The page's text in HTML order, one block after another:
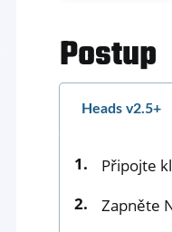
Postup
Heads v2.5+
Připojte
Zapněte